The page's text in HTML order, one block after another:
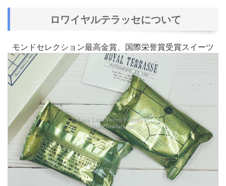
ロワイヤルテラッセについて
モンドセレクション最高金賞、国際栄誉賞受賞スイーツ